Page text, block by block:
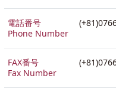
電話番号
Phone Number
FAX番号
Fax Number